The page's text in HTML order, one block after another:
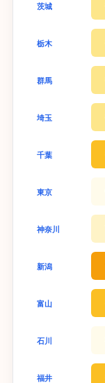
茨城
栃木
群馬
埼玉
千葉
東京
神奈川
新潟
富山
石川
福井